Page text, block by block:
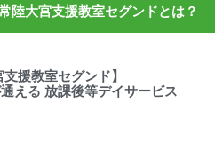
陸大宮支援教室セグンドとは？
援教室セグンド】
える 放課後等デイサービス